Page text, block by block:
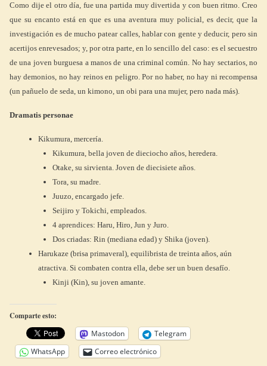
Como dije el otro día, fue una partida muy divertida y con buen ritmo. Creo
que su encanto está en que es una aventura muy policial, es decir, que la
investigación es de mucho patear calles, hablar con gente y deducir, pero sin
acertijos enrevesados; y, por otra parte, en lo sencillo del caso: es el secuestro
de una joven burguesa a manos de una criminal común. No hay sectarios, no
hay demonios, no hay reinos en peligro. Por no haber, no hay ni recompensa
(un pañuelo de seda, un kimono, un obi para una mujer, pero nada más).
Dramatis personae
Kikumura, mercería.
Kikumura, bella joven de dieciocho años, heredera.
Otake, su sirvienta. Joven de diecisiete años.
Tora, su madre.
Juuzo, encargado jefe.
Seijiro y Tokichi, empleados.
4 aprendices: Haru, Hiro, Jun y Juro.
Dos criadas: Rin (mediana edad) y Shika (joven).
Harukaze (brisa primaveral), equilibrista de treinta años, aún
atractiva. Si combaten contra ella, debe ser un buen desafío.
Kinji (Kin), su joven amante.
Comparte esto:
Mastodon
Telegram
WhatsApp
Correo electrónico